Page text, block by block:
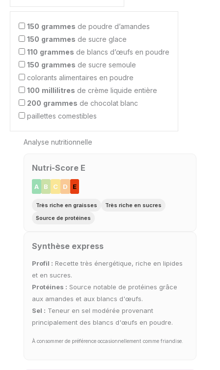
150 grammes de poudre d’amandes
150 grammes de sucre glace
110 grammes de blancs d’œufs en poudre
150 grammes de sucre semoule
colorants alimentaires en poudre
100 millilitres de crème liquide entière
200 grammes de chocolat blanc
paillettes comestibles
Analyse nutritionnelle
Nutri-Score E
A B C D E
Très riche en graisses
Très riche en sucres
Source de protéines
Synthèse express
Profil : Recette très énergétique, riche en lipides
et en sucres.
Protéines : Source notable de protéines grâce
aux amandes et aux blancs d'œufs.
Sel : Teneur en sel modérée provenant
principalement des blancs d'œufs en poudre.
À consommer de préférence occasionnellement comme friandise.